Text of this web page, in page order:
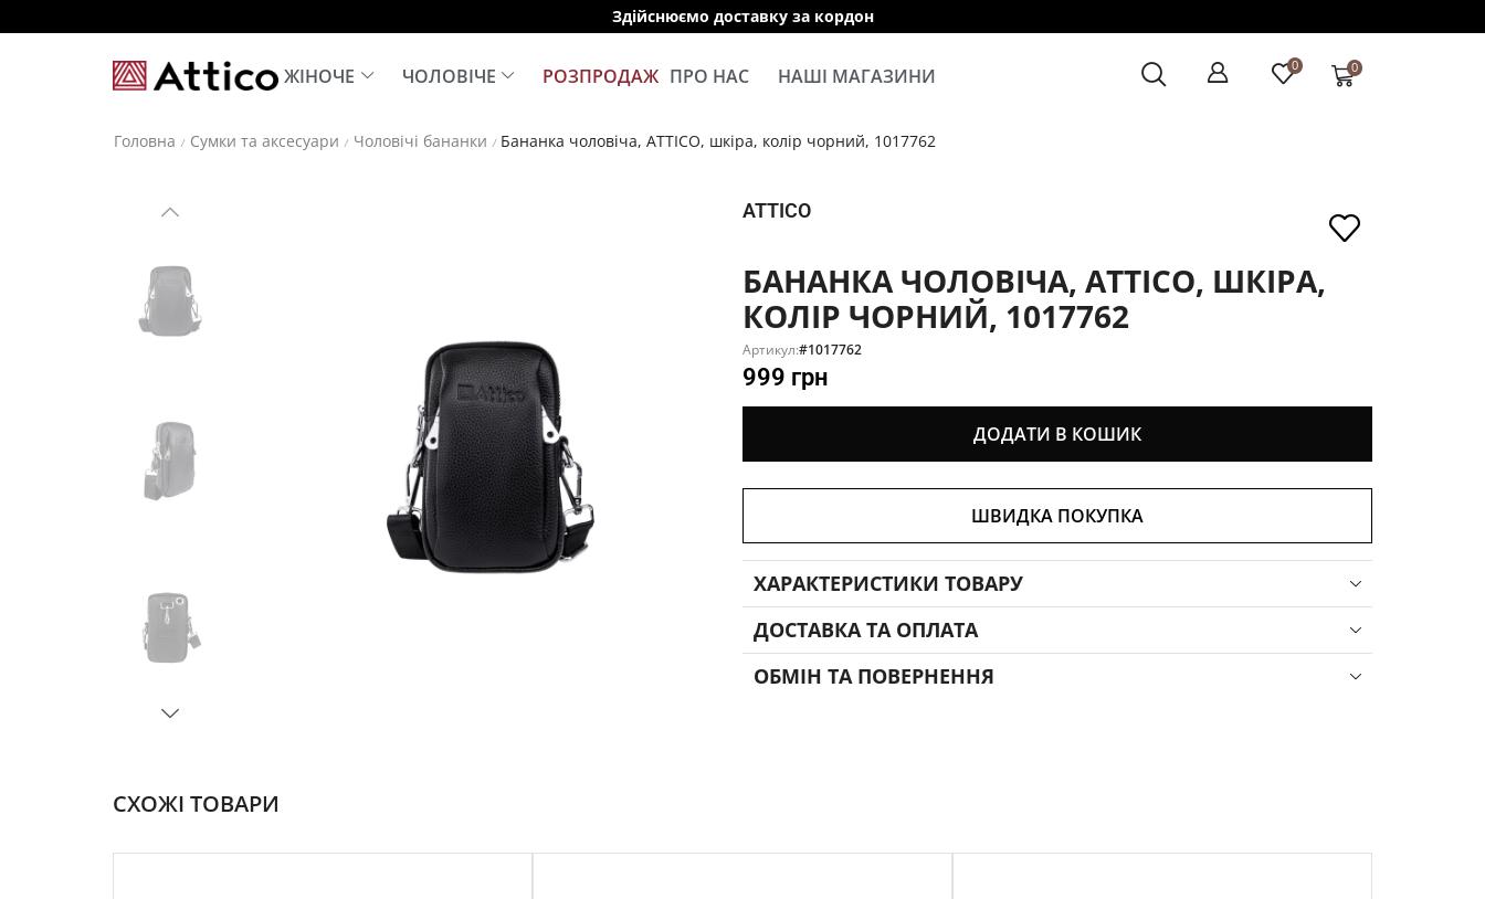
Здійснюємо доставку за кордон
ЖІНОЧЕ ЧОЛОВІЧЕ РОЗПРОДАЖ ПРО НАС НАШІ МАГАЗИНИ 0 0
Головна / Сумки та аксесуари / Чоловічі бананки / Бананка чоловіча, ATTICO, шкіра, колір чорний, 1017762
ATTICO
БАНАНКА ЧОЛОВІЧА, ATTICO, ШКІРА,
КОЛІР ЧОРНИЙ, 1017762
Артикул:#1017762
999 грн
ДОДАТИ В КОШИК
ШВИДКА ПОКУПКА
ХАРАКТЕРИСТИКИ ТОВАРУ
ДОСТАВКА ТА ОПЛАТА
ОБМІН ТА ПОВЕРНЕННЯ
СХОЖІ ТОВАРИ